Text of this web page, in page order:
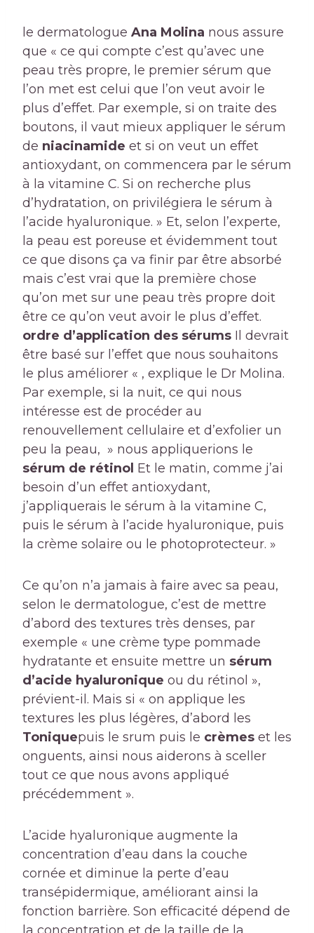
le dermatologue Ana Molina nous assure
que « ce qui compte c’est qu’avec une
peau très propre, le premier sérum que
l’on met est celui que l’on veut avoir le
plus d’effet. Par exemple, si on traite des
boutons, il vaut mieux appliquer le sérum
de niacinamide et si on veut un effet
antioxydant, on commencera par le sérum
à la vitamine C. Si on recherche plus
d’hydratation, on privilégiera le sérum à
l’acide hyaluronique. » Et, selon l’experte,
la peau est poreuse et évidemment tout
ce que disons ça va finir par être absorbé
mais c’est vrai que la première chose
qu’on met sur une peau très propre doit
être ce qu’on veut avoir le plus d’effet.
ordre d’application des sérums Il devrait
être basé sur l’effet que nous souhaitons
le plus améliorer « , explique le Dr Molina.
Par exemple, si la nuit, ce qui nous
intéresse est de procéder au
renouvellement cellulaire et d’exfolier un
peu la peau, » nous appliquerions le
sérum de rétinol Et le matin, comme j’ai
besoin d’un effet antioxydant,
j’appliquerais le sérum à la vitamine C,
puis le sérum à l’acide hyaluronique, puis
la crème solaire ou le photoprotecteur. »
Ce qu’on n’a jamais à faire avec sa peau,
selon le dermatologue, c’est de mettre
d’abord des textures très denses, par
exemple « une crème type pommade
hydratante et ensuite mettre un sérum
d’acide hyaluronique ou du rétinol »,
prévient-il. Mais si « on applique les
textures les plus légères, d’abord les
Toniquepuis le srum puis le crèmes et les
onguents, ainsi nous aiderons à sceller
tout ce que nous avons appliqué
précédemment ».
L’acide hyaluronique augmente la
concentration d’eau dans la couche
cornée et diminue la perte d’eau
transépidermique, améliorant ainsi la
fonction barrière. Son efficacité dépend de